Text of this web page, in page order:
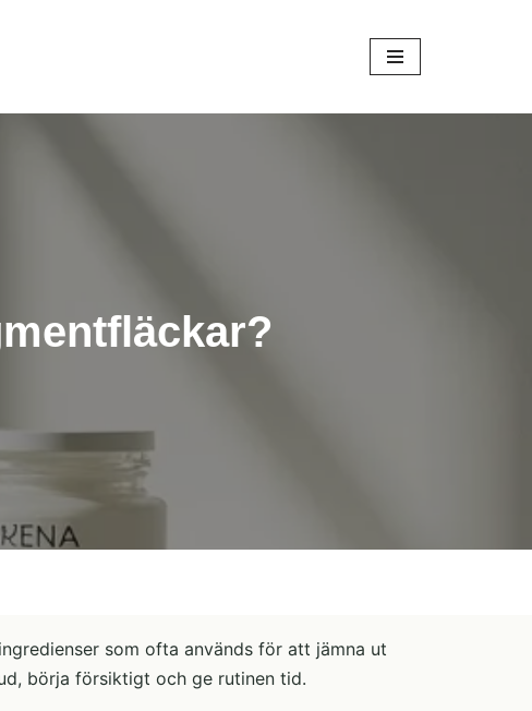
som ofta används för att jämna ut
börja försiktigt och ge rutinen tid.